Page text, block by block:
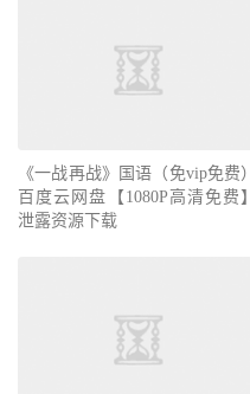
《一战再战》国语（免vip免费）
百度云网盘【1080P高清免费】
泄露资源下载